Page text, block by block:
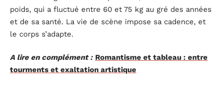
poids, qui a fluctué entre 60 et 75 kg au gré des années
et de sa santé. La vie de scène impose sa cadence, et
le corps s’adapte.
A lire en complément : Romantisme et tableau : entre
tourments et exaltation artistique